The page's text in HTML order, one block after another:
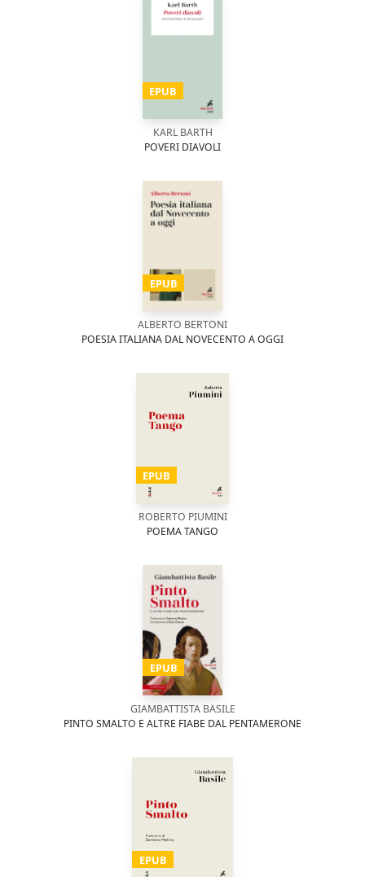
EPUB
KARL BARTH
POVERI DIAVOLI
EPUB
ALBERTO BERTONI
POESIA ITALIANA DAL NOVECENTO A OGGI
EPUB
ROBERTO PIUMINI
POEMA TANGO
EPUB
GIAMBATTISTA BASILE
PINTO SMALTO E ALTRE FIABE DAL PENTAMERONE
EPUB